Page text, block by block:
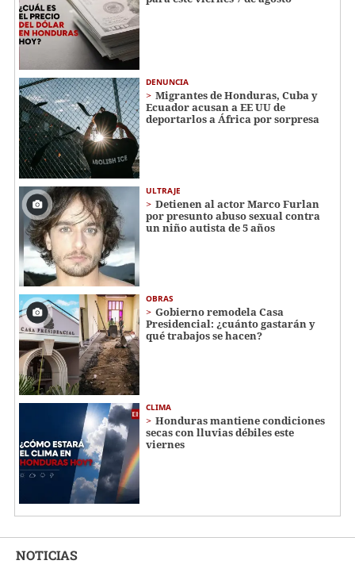
DENUNCIA
Migrantes de Honduras, Cuba y
Ecuador acusan a EE UU de
deportarlos a África por sorpresa
ULTRAJE
Detienen al actor Marco Furlan
por presunto abuso sexual contra
un niño autista de 5 años
OBRAS
Gobierno remodela Casa
Presidencial: ¿cuánto gastarán y
qué trabajos se hacen?
CLIMA
Honduras mantiene condiciones
secas con lluvias débiles este
viernes
NOTICIAS